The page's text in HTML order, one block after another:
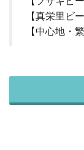
【真栄里ビ
【中心地・